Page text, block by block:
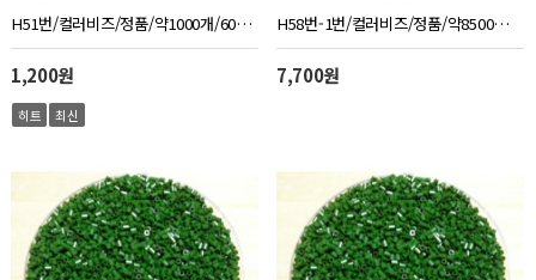
H51번/컬러비즈/정품/약1000개/60g/연한살구색
1,200원
히트 최신
H58번-1번/컬러비즈/정품/약8500개/500g/2가지분홍색
7,700원